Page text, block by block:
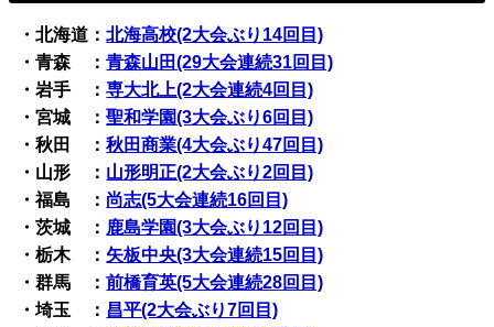
・北海道：北海高校(2大会ぶり14回目)
・青森 ：青森山田(29大会連続31回目)
・岩手 ：専大北上(2大会連続4回目)
・宮城 ：聖和学園(3大会ぶり6回目)
・秋田 ：秋田商業(4大会ぶり47回目)
・山形 ： 山形明正(2大会ぶり2回目)
・福島 ： 尚志(5大会連続16回目)
・茨城 ： 鹿島学園(3大会ぶり12回目)
・栃木 ： 矢板中央(3大会連続15回目)
・群馬 ：前橋育英(5大会連続28回目)
・埼玉 ： 昌平(2大会ぶり7回目)